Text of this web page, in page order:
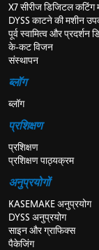
X7 सीरीज डिजिटल कटिंग
DYSS काटने की मशीन
पूर्व स्वामित्व और प्रदर्शन
के-कट विजन
संस्थापन
ब्लॉग
ब्लॉग
प्रशिक्षण
प्रशिक्षण
प्रशिक्षण पाठ्यक्रम
अनुप्रयोगों
KASEMAKE अनुप्रयोग
DYSS अनुप्रयोग
साइन और ग्राफिक्स
पैकेजिंग